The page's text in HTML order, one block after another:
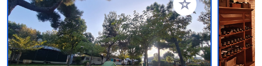
Añadir a tus